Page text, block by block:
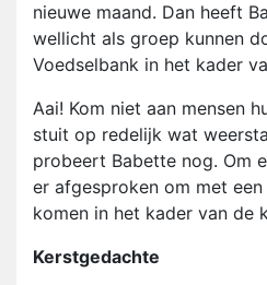
nieuwe maand. Dan heeft
wellicht als groep kunnen
Voedselbank in het kader
Aai! Kom niet aan mensen
stuit op redelijk wat
probeert Babette nog. Om
er afgesproken om met
komen in het kader van de
Kerstgedachte